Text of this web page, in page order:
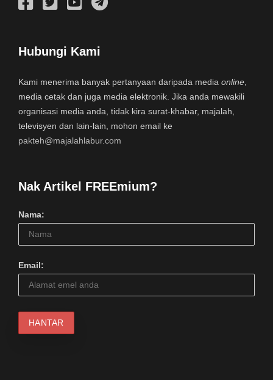
Hubungi Kami
Kami menerima banyak pertanyaan daripada media online
media cetak dan juga media elektronik. Jika anda mewakili
organisasi media anda, tidak kira surat-khabar, majalah,
televisyen dan lain-lain, mohon email ke
pakteh@majalahlabur.com
Nak Artikel FREEmium?
Nama:
Email: